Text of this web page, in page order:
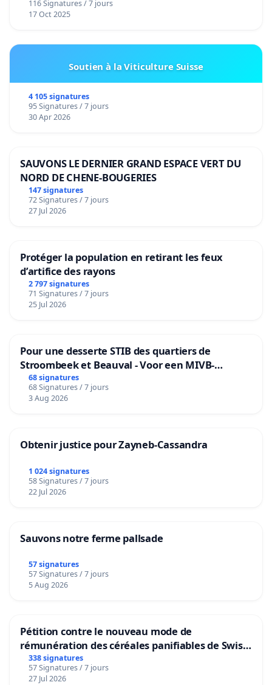
116 Signatures / 7 jours
17 Oct 2025
Soutien à la Viticulture Suisse
4 105 signatures
95 Signatures / 7 jours
30 Apr 2026
SAUVONS LE DERNIER GRAND ESPACE VERT DU
NORD DE CHENE-BOUGERIES
147 signatures
72 Signatures / 7 jours
27 Jul 2026
Protéger la population en retirant les feux
d’artifice des rayons
2 797 signatures
71 Signatures / 7 jours
25 Jul 2026
Pour une desserte STIB des quartiers de
Stroombeek et Beauval - Voor een MIVB-
bediening van de wijken Strombeek en Het
Voor
68 signatures
68 Signatures / 7 jours
3 Aug 2026
Obtenir justice pour Zayneb-Cassandra
1 024 signatures
58 Signatures / 7 jours
22 Jul 2026
Sauvons notre ferme pallsade
57 signatures
57 Signatures / 7 jours
5 Aug 2026
Pétition contre le nouveau mode de
rémunération des céréales panifiables de Swiss
granum basé sur la teneur en protéines
338 signatures
57 Signatures / 7 jours
27 Jul 2026